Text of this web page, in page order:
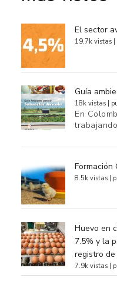
El sector
19.7k vistas
Guía
18k vistas
En
Formación
8.5k vistas
Huevo en
7.5% y la
registro
7.9k vistas